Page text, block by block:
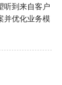
听到来自客户
并优化业务模